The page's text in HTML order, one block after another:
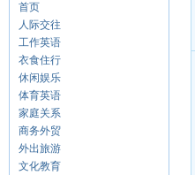
首页
人际交往
工作英语
衣食住行
休闲娱乐
体育英语
家庭关系
商务外贸
外出旅游
文化教育